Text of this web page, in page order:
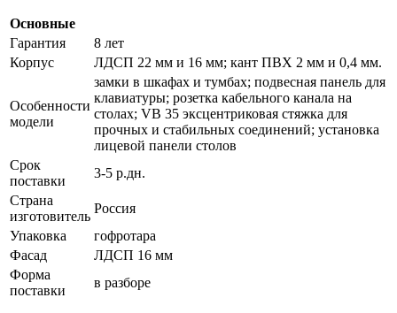
Основные
Гарантия
8 лет
Корпус
ЛДСП 22 мм и 16 мм; кант ПВХ 2 мм и 0,4 мм.
Особенности
модели
замки в шкафах и тумбах; подвесная панель для
клавиатуры; розетка кабельного канала на
столах; VB 35 эксцентриковая стяжка для
прочных и стабильных соединений; установка
лицевой панели столов
Срок
поставки
3-5 р.дн.
Страна
изготовитель
Россия
Упаковка
гофротара
Фасад
ЛДСП 16 мм
Форма
поставки
в разборе